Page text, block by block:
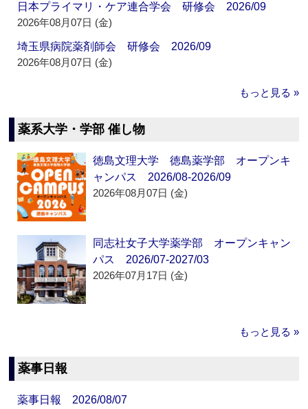
日本プライマリ・ケア連合学会 研修会 2026/09
2026年08月07日 (金)
埼玉県病院薬剤師会 研修会 2026/09
2026年08月07日 (金)
もっと見る »
薬系大学・学部 催し物
徳島文理大学 徳島薬学部 オープンキ
ャンパス 2026/08-2026/09
2026年08月07日 (金)
同志社女子大学薬学部 オープンキャン
パス 2026/07-2027/03
2026年07月17日 (金)
もっと見る »
薬事日報
薬事日報 2026/08/07